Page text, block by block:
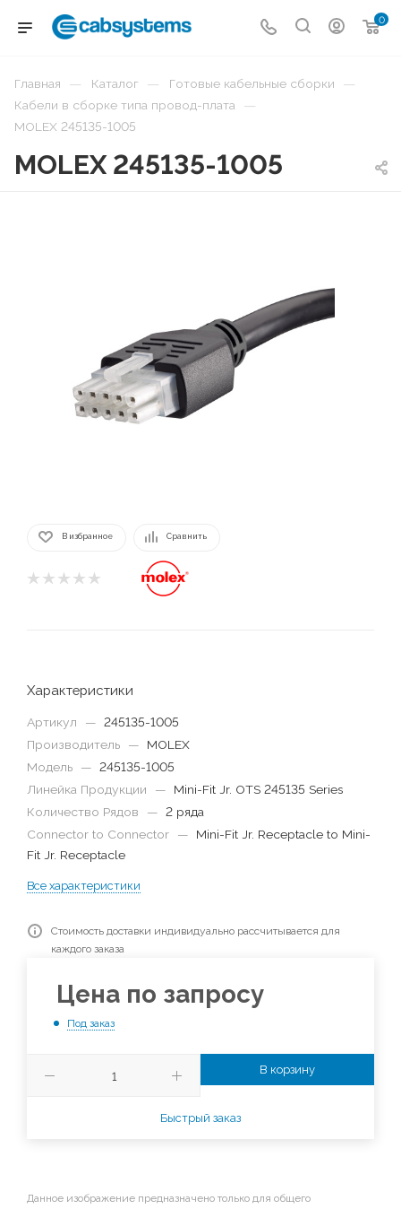
0
Главная — Каталог — Готовые кабельные сборки —
Кабели в сборке типа провод-плата —
MOLEX 245135-1005
MOLEX 245135-1005
В избранное Сравнить
Характеристики
Артикул — 245135-1005
Производитель
—
MOLEX
Модель
— 245135-1005
Линейка Продукции
—
Mini-Fit Jr. OTS 245135 Series
Количество Рядов
— 2 ряда
Connector to Connector
—
Mini-Fit Jr. Receptacle to Mini-
Fit Jr. Receptacle
Все характеристики
Стоимость доставки индивидуально рассчитывается для
каждого заказа
Цена по запросу
Под заказ
В корзину
Быстрый заказ
Данное изображение предназначено только для общего